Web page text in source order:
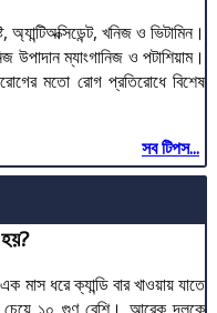
খনিজ ও ভিটামিন।
উপাদান ম্যাংগানিজ ও পটাশিয়াম।
মতো রোগ প্রতিরোধে বিশেষ
সব টিপস...
মাস ধরে ক্যান্ডি বার খাওয়ায় যাতে